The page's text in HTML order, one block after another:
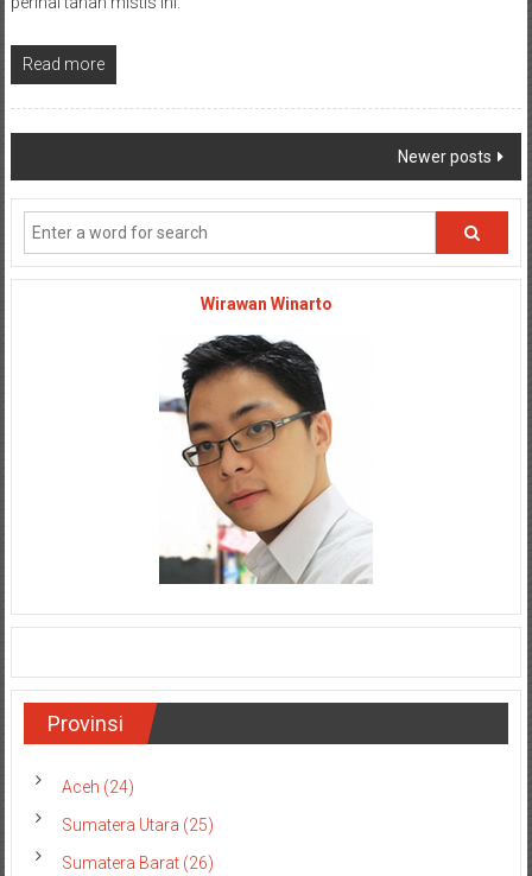
Read more
Newer posts
Wirawan Winarto
Provinsi
Aceh (24)
Sumatera Utara (25)
Sumatera Barat (26)